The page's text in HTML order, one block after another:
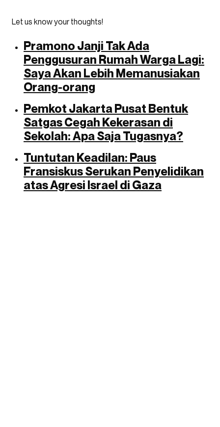
Let us know your thoughts!
Pramono Janji Tak Ada
Penggusuran Rumah Warga Lagi:
Saya Akan Lebih Memanusiakan
Orang-orang
Pemkot Jakarta Pusat Bentuk
Satgas Cegah Kekerasan di
Sekolah: Apa Saja Tugasnya?
Tuntutan Keadilan: Paus
Fransiskus Serukan Penyelidikan
atas Agresi Israel di Gaza